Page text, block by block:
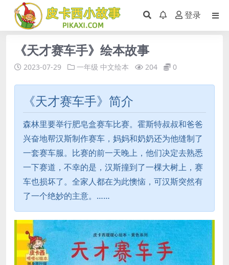
登录
《天才赛车手》绘本故事
2023-07-29 一年级 中文绘本 204 0
《天才赛车手》简介
森林里要举行肥皂盒赛车比赛。霍斯特叔叔和爸爸
兴奋地帮汉斯制作赛车，妈妈和奶奶还为他缝制了
一套赛车服。比赛的前一天晚上，他们决定去熟悉
一下赛道，不幸的是，汉斯撞到了一棵大树上，赛
车也损坏了。全家人都在为此懊恼，可汉斯突然有
了一个绝妙的主意。……